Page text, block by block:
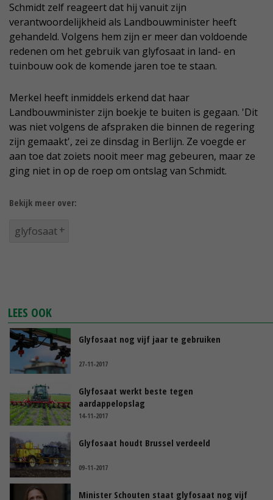
Schmidt zelf reageert dat hij vanuit zijn
verantwoordelijkheid als Landbouwminister heeft
gehandeld. Volgens hem zijn er meer dan voldoende
redenen om het gebruik van glyfosaat in land- en
tuinbouw ook de komende jaren toe te staan.
Merkel heeft inmiddels erkend dat haar
Landbouwminister zijn boekje te buiten is gegaan. 'Dit
was niet volgens de afspraken die binnen de regering
zijn gemaakt', zei ze dinsdag in Berlijn. Ze voegde er
aan toe dat zoiets nooit meer mag gebeuren, maar ze
ging niet in op de roep om ontslag van Schmidt.
Bekijk meer over:
glyfosaat
LEES OOK
Glyfosaat nog vijf jaar te gebruiken
27-11-2017
Glyfosaat werkt beste tegen
aardappelopslag
14-11-2017
Glyfosaat houdt Brussel verdeeld
09-11-2017
Minister Schouten staat glyfosaat nog vijf